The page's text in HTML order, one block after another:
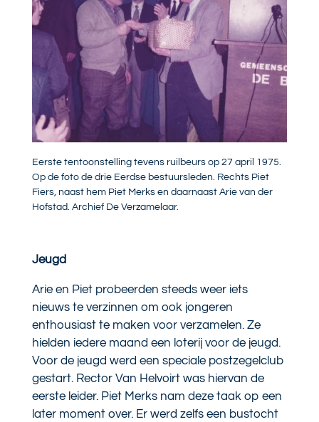
Eerste tentoonstelling tevens ruilbeurs op 27 april 1975.
Op de foto de drie Eerdse bestuursleden. Rechts Piet
Fiers, naast hem Piet Merks en daarnaast Arie van der
Hofstad. Archief De Verzamelaar.
Jeugd
Arie en Piet probeerden steeds weer iets
nieuws te verzinnen om ook jongeren
enthousiast te maken voor verzamelen. Ze
hielden iedere maand een loterij voor de jeugd.
Voor de jeugd werd een speciale postzegelclub
gestart. Rector Van Helvoirt was hiervan de
eerste leider. Piet Merks nam deze taak op een
later moment over. Er werd zelfs een bustocht